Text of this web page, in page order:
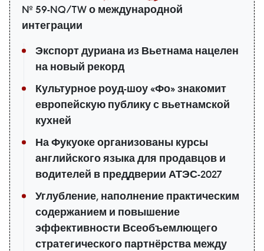
№ 59-NQ/TW о международной
интеграции
Экспорт дуриана из Вьетнама нацелен
на новый рекорд
Культурное роуд-шоу «Фо» знакомит
европейскую публику с вьетнамской
кухней
На Фукуоке организованы курсы
английского языка для продавцов и
водителей в преддверии АТЭС-2027
Углубление, наполнение практическим
содержанием и повышение
эффективности Всеобъемлющего
стратегического партнёрства между